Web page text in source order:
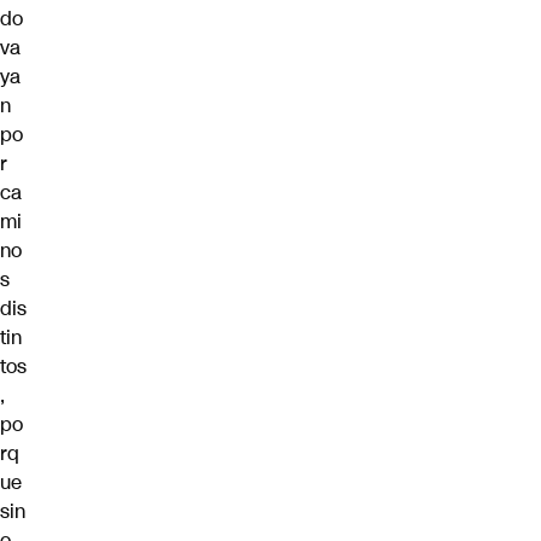
do
va
ya
n
po
r
ca
mi
no
s
dis
tin
tos
,
po
rq
ue
sin